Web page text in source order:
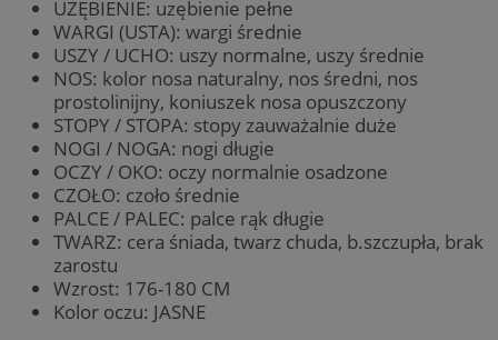
UZĘBIENIE: uzębienie pełne
WARGI (USTA): wargi średnie
USZY / UCHO: uszy normalne, uszy średnie
NOS: kolor nosa naturalny, nos średni, nos
prostolinijny, koniuszek nosa opuszczony
STOPY / STOPA: stopy zauważalnie duże
NOGI / NOGA: nogi długie
OCZY / OKO: oczy normalnie osadzone
CZOŁO: czoło średnie
PALCE / PALEC: palce rąk długie
TWARZ: cera śniada, twarz chuda, b.szczupła, brak
zarostu
Wzrost: 176-180 CM
Kolor oczu: JASNE